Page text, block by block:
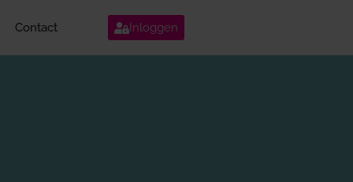
Contact Inloggen